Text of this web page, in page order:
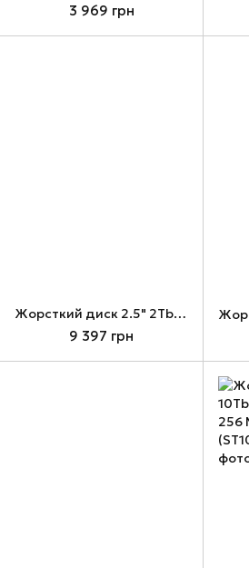
3 969 грн
Жорсткий диск 2.5" 2Tb Seagate BarraCuda, SATA3, 128 Мб, 5400 об/хв (ST2000LM015)
9 397 грн